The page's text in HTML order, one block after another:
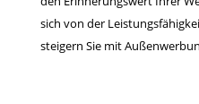
sich von der
steigern Sie mit